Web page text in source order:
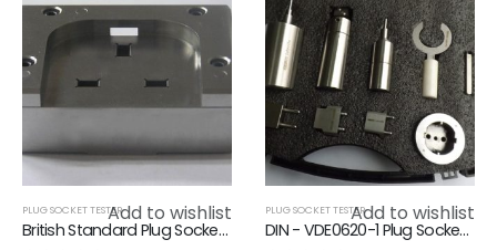
Add to wishlist
PLUG SOCKET TESTER
British Standard Plug Socket Tester 13 A Plugs , Socket Outlets Adaptors And Connection Units
Add to wishlist
PLUG SOCKET TESTER
DIN - VDE0620-1 Plug Socket Tester , Plug And Socket Gauge Calibration Certificate